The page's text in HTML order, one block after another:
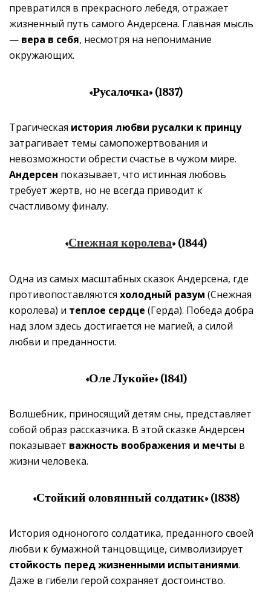
превратился в прекрасного лебедя, отражает
жизненный путь самого Андерсена. Главная мысль
— вера в себя, несмотря на непонимание
окружающих.
«Русалочка» (1837)
Трагическая история любви русалки к принцу
затрагивает темы самопожертвования и
невозможности обрести счастье в чужом мире.
Андерсен показывает, что истинная любовь
требует жертв, но не всегда приводит к
счастливому финалу.
«Снежная королева» (1844)
Одна из самых масштабных сказок Андерсена, где
противопоставляются холодный разум (Снежная
королева) и теплое сердце (Герда). Победа добра
над злом здесь достигается не магией, а силой
любви и преданности.
«Оле Лукойе» (1841)
Волшебник, приносящий детям сны, представляет
собой образ рассказчика. В этой сказке Андерсен
показывает важность воображения и мечты в
жизни человека.
«Стойкий оловянный солдатик» (1838)
История одноногого солдатика, преданного своей
любви к бумажной танцовщице, символизирует
стойкость перед жизненными испытаниями.
Даже в гибели герой сохраняет достоинство.